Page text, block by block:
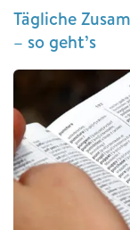
Tägliche
– so geht’s